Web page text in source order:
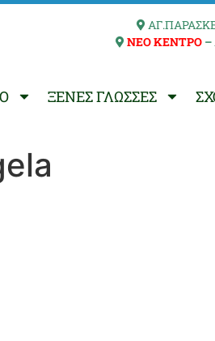
ΝΕΟ ΚΕΝΤΡΟ –
ΞΕΝΕΣ ΓΛΩΣΣΕΣ